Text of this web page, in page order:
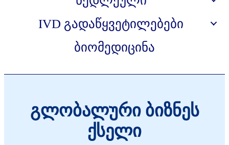
IVD გადაწყვეტილებები
ბიომედიცინა
გლობალური ბიზნეს
ქსელი